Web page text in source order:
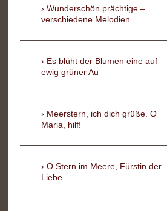
Wunderschön prächtige –
verschiedene Melodien
Es blüht der Blumen eine auf
ewig grüner Au
Meerstern, ich dich grüße. O
Maria, hilf!
O Stern im Meere, Fürstin der
Liebe